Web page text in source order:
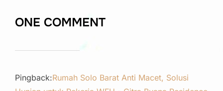
ONE COMMENT
Pingback:Rumah Solo Barat Anti Macet, Solusi